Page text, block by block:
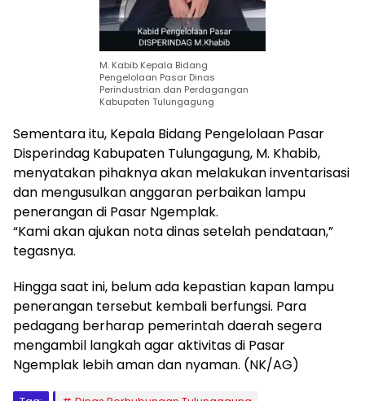
M. Kabib Kepala Bidang
Pengelolaan Pasar Dinas
Perindustrian dan Perdagangan
Kabupaten Tulungagung
Sementara itu, Kepala Bidang Pengelolaan Pasar
Disperindag Kabupaten Tulungagung, M. Khabib,
menyatakan pihaknya akan melakukan inventarisasi
dan mengusulkan anggaran perbaikan lampu
penerangan di Pasar Ngemplak.
“Kami akan ajukan nota dinas setelah pendataan,”
tegasnya.
Hingga saat ini, belum ada kepastian kapan lampu
penerangan tersebut kembali berfungsi. Para
pedagang berharap pemerintah daerah segera
mengambil langkah agar aktivitas di Pasar
Ngemplak lebih aman dan nyaman. (NK/AG)